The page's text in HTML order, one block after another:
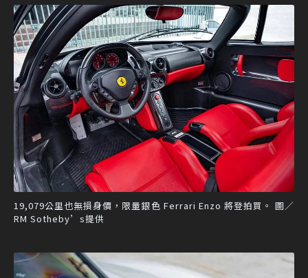
19,079公里也無損身價，限量銀色 Ferrari Enzo 將登拍買。 圖／
RM Sotheby’s提供